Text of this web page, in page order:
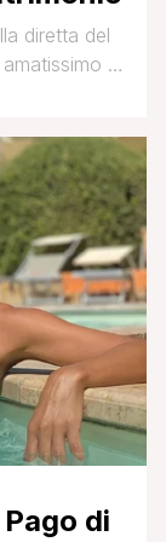
diretta del
di
microfoni di
preferito
[']
di